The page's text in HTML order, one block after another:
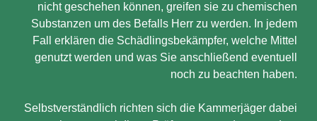
nicht geschehen können, greifen sie zu chemischen
Substanzen um des Befalls Herr zu werden. In jedem
Fall erklären die Schädlingsbekämpfer, welche Mittel
genutzt werden und was Sie anschließend eventuell
noch zu beachten haben.
Selbstverständlich richten sich die Kammerjäger dabei